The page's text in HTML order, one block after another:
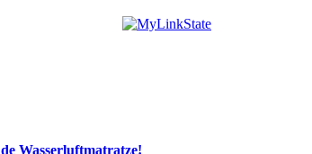
Wasserluftmatratze!